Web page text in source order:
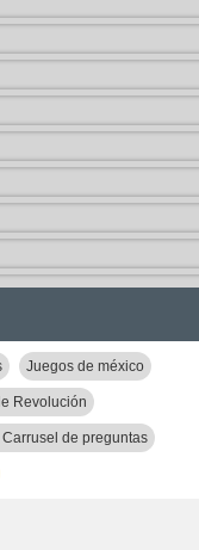
Juegos de méxico
Revolución
de preguntas